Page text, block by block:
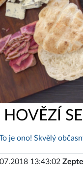
HOVĚZÍ
je ono! Skvělý
13:43:02